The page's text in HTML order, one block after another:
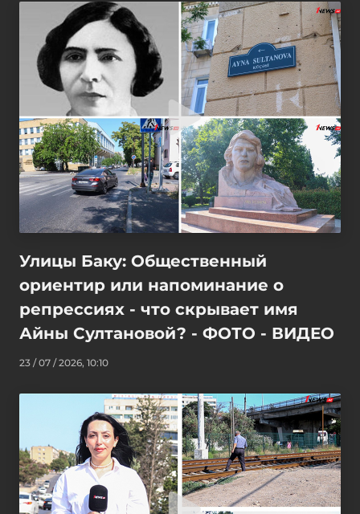
Улицы Баку: Общественный
ориентир или напоминание о
репрессиях - что скрывает имя
Айны Султановой? - ФОТО - ВИДЕО
23 / 07 / 2026, 10:10